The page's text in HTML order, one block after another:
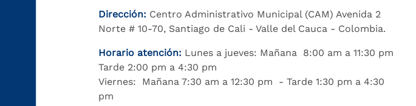
Dirección: Centro Administrativo Municipal (CAM) Avenida 2
Norte # 10-70, Santiago de Cali - Valle del Cauca - Colombia.
Horario atención: Lunes a jueves: Mañana 8:00 am a 11:30 pm
Tarde 2:00 pm a 4:30 pm
Viernes: Mañana 7:30 am a 12:30 pm - Tarde 1:30 pm a 4:30
pm